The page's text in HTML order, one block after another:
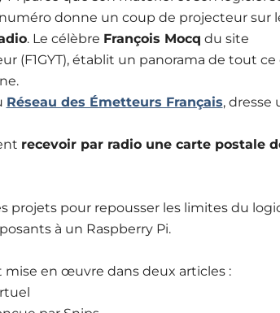
donne un coup de projecteur sur
. Le célèbre François Mocq du site
(F1GYT), établit un panorama de tout ce
Réseau des Émetteurs Français, dresse
recevoir par radio une carte postale
projets pour repousser les limites du
à un Raspberry Pi.
mise en œuvre dans deux articles :